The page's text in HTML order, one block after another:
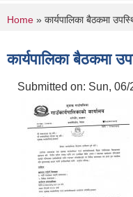
You are here
Home » कार्यपालिका बैठकमा
कार्यपालिका बैठकमा
Submitted on: Sun, 06/